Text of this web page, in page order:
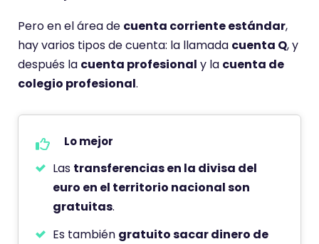
Pero en el área de cuenta corriente estándar,
hay varios tipos de cuenta: la llamada cuenta Q, y
después la cuenta profesional y la cuenta de
colegio profesional.
Lo mejor
Las transferencias en la divisa del
euro en el territorio nacional son
gratuitas.
Es también gratuito sacar dinero de